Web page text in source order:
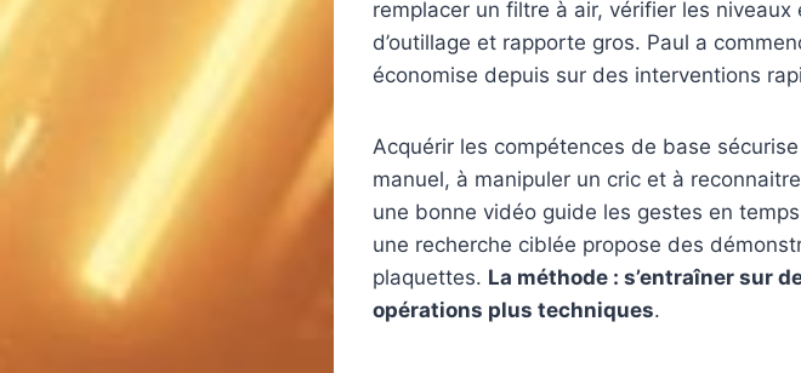
remplacer un filtre à air, vérifier les
d’outillage et rapporte gros. Paul a
économise depuis sur des interventions
Acquérir les compétences de base
manuel, à manipuler un cric et à
une bonne vidéo guide les gestes en
une recherche ciblée propose des
plaquettes. La méthode : s’entraîner sur
opérations plus techniques.